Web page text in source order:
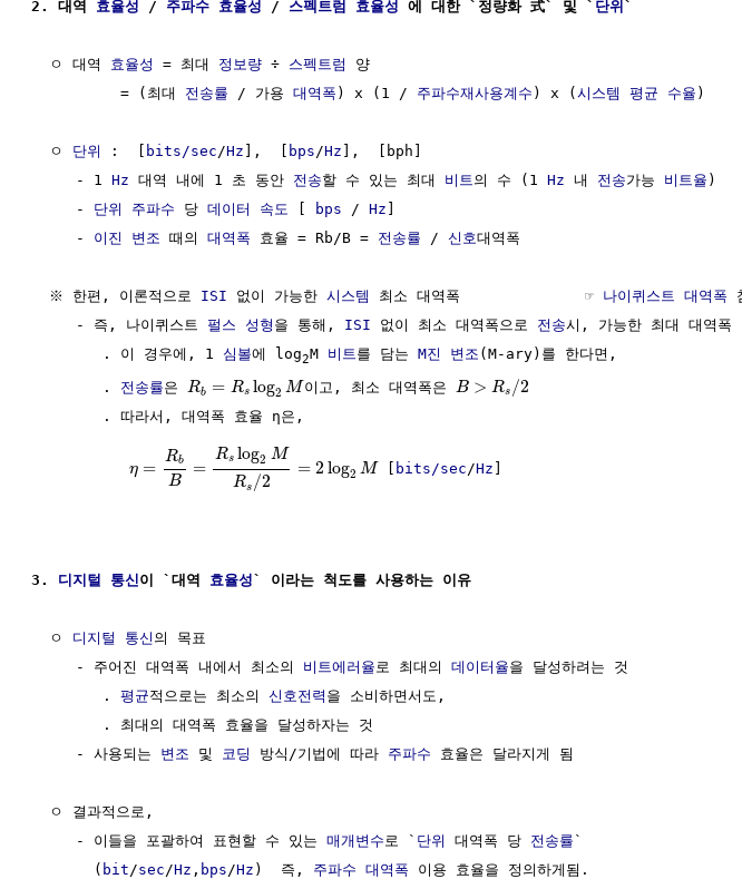
2. 대역 효율성 / 주파수 효율성 / 스펙트럼 효율성 에 대한 `정량화 式` 및 ` 단위`
  ㅇ 대역
효율성 = 최대 정보량 ÷ 스펙트럼
양
          = (최대
전송률 / 가용 대역폭 ) x (1 / 주파수재사용계수 ) x (시스템 평균 수율 )
  ㅇ
단위 :  [ bits/sec /Hz ],  [ bps /Hz ],  [bph]
     - 1
Hz 대역 내에 1 초 동안 전송할 수 있는 최대 비트 의 수 (1 Hz 내 전송가능 비트율 )
     -
단위 주파수 당 데이터 속도 [ bps / Hz ]
     -
이진 변조 때의 대역폭 효율 = Rb/B = 전송률 / 신호대역폭
  ※ 한편, 이론적으로
ISI 없이 가능한 시스템 최소 대역폭              ☞ 나이퀴스트 대역폭
     - 즉, 나이퀴스트
펄스 성형 을 통해, ISI 없이 최소 대역폭으로 전송시, 가능한 최대 대역폭
        . 이 경우에, 1
심볼에 log2M 비트 를 담는 M진 변조 (M-ary)를 한다면,
        .
전송률은 Rb = Rs log2 M 이고, 최소 대역폭은 B > Rs /2
        . 따라서, 대역폭 효율 η은,
η =
Rb
B
=
Rs log2 M
Rs /2
= 2 log2 M bits/sec /Hz
3. 디지털 통신이 `대역 효율성` 이라는 척도를 사용하는 이유
  ㅇ
디지털 통신 의 목표
     - 주어진 대역폭 내에서 최소의
비트에러율 로 최대의 데이터율을 달성하려는 것
        .
평균적으로는 최소의 신호전력 을 소비하면서도,
        . 최대의 대역폭 효율을 달성하자는 것
     - 사용되는
변조 및 코딩 방식/기법에 따라 주파수 효율은 달라지게 됨
  ㅇ 결과적으로,
     - 이들을 포괄하여 표현할 수 있는
매개변수 로 ` 단위 대역폭 당 전송률 `
       (
bit /sec /Hz , bps /Hz )  즉, 주파수 대역폭 이용 효율을 정의하게됨.